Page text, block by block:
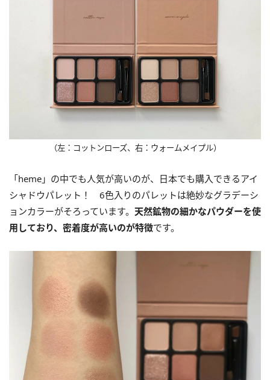
（左：コットンローズ、右：ウォームメイプル）
「heme」の中でも人気が高いのが、日本でも購入できるアイ
シャドウパレット！ 6色入りのパレットは絶妙なグラデーシ
ョンカラーがそろっています。 天然鉱物の細かなパウダーを使
用しており、密着度が高いのが特徴です。